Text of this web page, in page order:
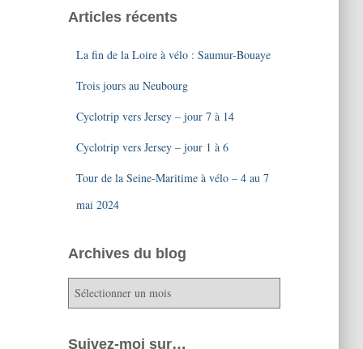
Articles récents
La fin de la Loire à vélo : Saumur-Bouaye
Trois jours au Neubourg
Cyclotrip vers Jersey – jour 7 à 14
Cyclotrip vers Jersey – jour 1 à 6
Tour de la Seine-Maritime à vélo – 4 au 7
mai 2024
Archives du blog
r
h
Suivez-moi sur…